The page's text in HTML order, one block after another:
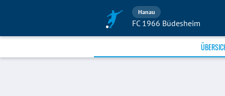
Hanau
FC 1966 Büdesheim